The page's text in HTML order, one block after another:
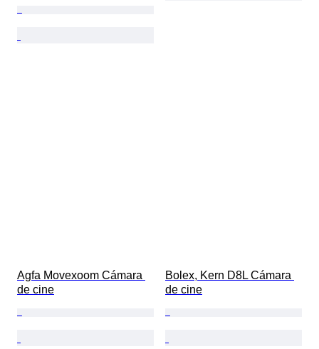
Agfa Movexoom Cámara
de cine
Bolex, Kern D8L Cámara
de cine